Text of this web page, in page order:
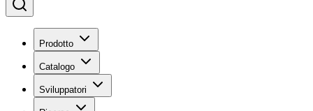
Prodotto
Catalogo
Sviluppatori